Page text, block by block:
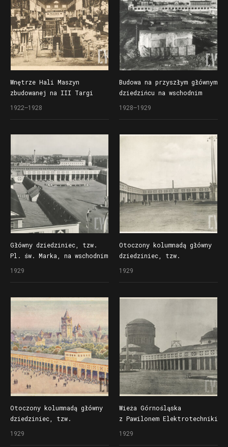
B. Kopczyńskiego
Wnętrze Hali Maszyn
zbudowanej na III Targi
Poznańskie i przebudowanej
1922–1928
Budowa na przyszłym głównym
dziedzińcu na wschodnim
terenie Powszechnej Wystawy
Reprezentacyjnej
1928–1929
Główny dziedziniec, tzw.
Pl. św. Marka, na wschodnim
terenie Powszechnej Wystawy
z delfinem autorstwa
Marcina Rożka i obelisk
dłuta Adolfa Berezowskiego
i Jana Golińskiego
z figurami faunów
1929
Otoczony kolumnadą główny
dziedziniec, tzw.
Pl. św. Marka, na wschodnim
fontanna w formie obelisku
i Jana Golińskiego
z czterema figurami faunów
trzymających fujarki
1929
Otoczony kolumnadą główny
dziedziniec, tzw.
Pl. św. Marka,
1929
Wieża Górnośląska
z Pawilonem Elektrotechniki
z kolumnadą zaprojektowaną
1929